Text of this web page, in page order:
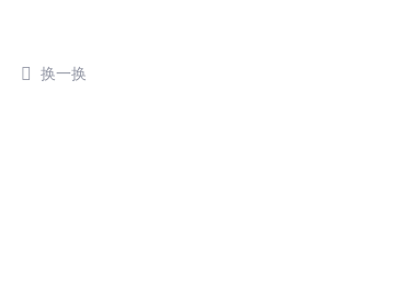
 换一换